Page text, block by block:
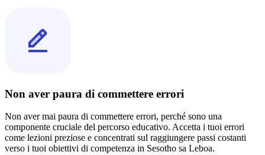
Non aver paura di commettere errori
Non aver mai paura di commettere errori, perché sono una
componente cruciale del percorso educativo. Accetta i tuoi errori
come lezioni preziose e concentrati sul raggiungere passi costanti
verso i tuoi obiettivi di competenza in Sesotho sa Leboa.